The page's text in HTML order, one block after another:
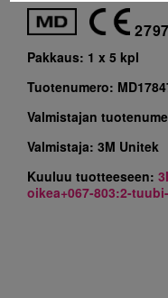
2797
Pakkaus: 1 x 5 kpl
Tuotenumero:
Valmistajan
Valmistaja: 3M Unitek
Kuuluu tuotteeseen:
oikea+067-803:2-